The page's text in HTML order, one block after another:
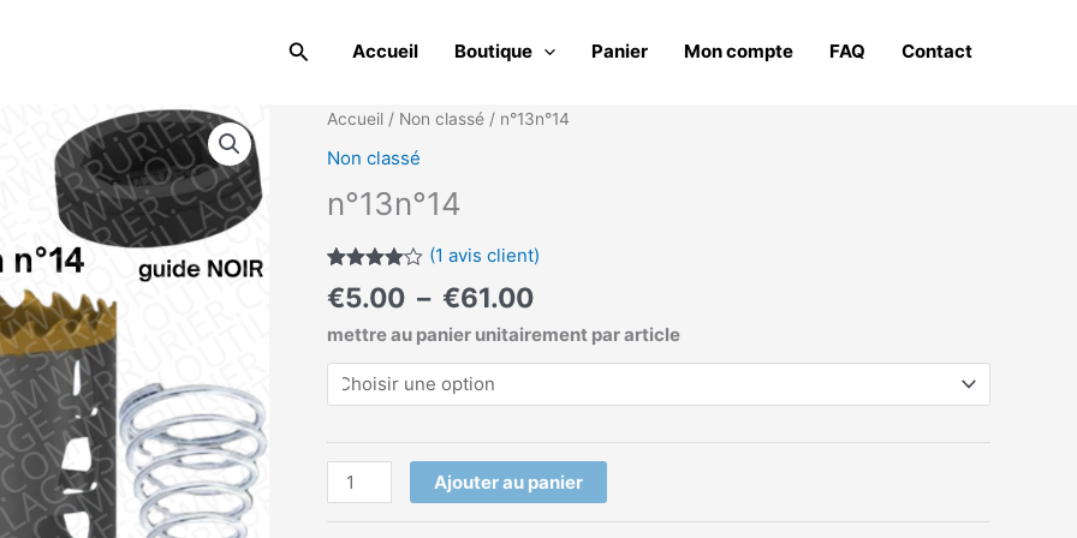
Rechercher
Accueil Boutique Panier Mon compte FAQ Contact
Accueil / Non classé / n°13n°14
Non classé
n°13n°14
Noté
4.00
sur 5
sur
1
client
(1 avis client)
€5.00 – €61.00
Plage
€61.00
mettre au panier unitairement par article
quantité
Ajouter au panier